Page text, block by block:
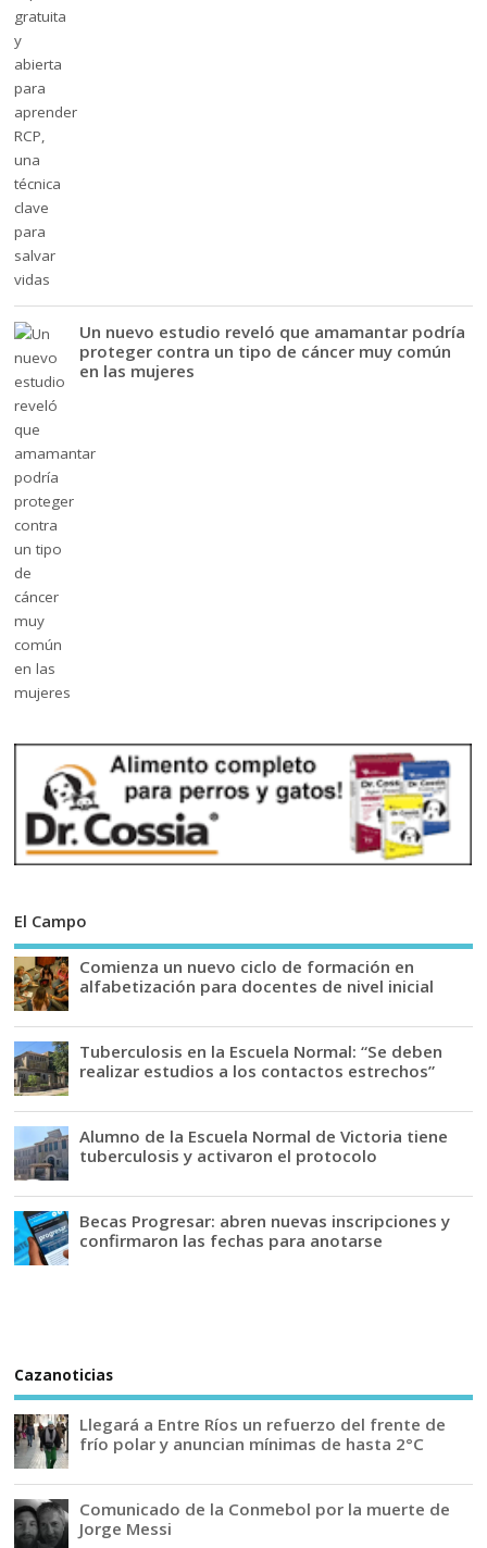
Un nuevo estudio reveló que amamantar podría
proteger contra un tipo de cáncer muy común
en las mujeres
El Campo
Comienza un nuevo ciclo de formación en
alfabetización para docentes de nivel inicial
Tuberculosis en la Escuela Normal: “Se deben
realizar estudios a los contactos estrechos”
Alumno de la Escuela Normal de Victoria tiene
tuberculosis y activaron el protocolo
Becas Progresar: abren nuevas inscripciones y
confirmaron las fechas para anotarse
Cazanoticias
Llegará a Entre Ríos un refuerzo del frente de
frío polar y anuncian mínimas de hasta 2°C
Comunicado de la Conmebol por la muerte de
Jorge Messi